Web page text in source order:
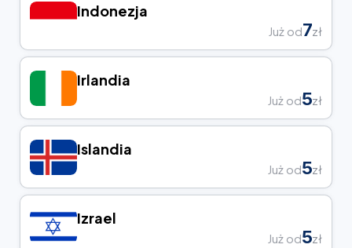
Indonezja
Już od7zł
Irlandia
Już od5zł
Islandia
Już od5zł
Izrael
Już od5zł